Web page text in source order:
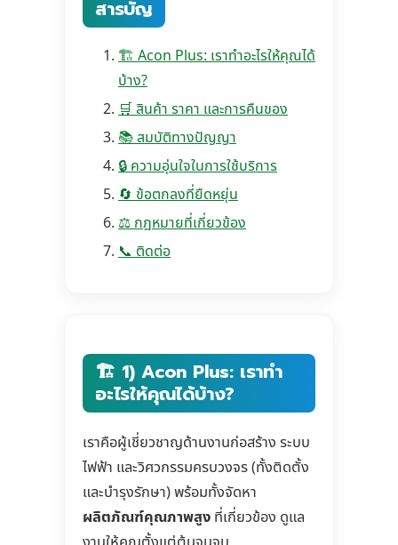
สารบัญ
🏗️ Acon Plus: เราทำอะไรให้คุณได้
บ้าง?
🛒 สินค้า ราคา และการคืนของ
📚 สมบัติทางปัญญา
🔒 ความอุ่นใจในการใช้บริการ
🔄 ข้อตกลงที่ยืดหยุ่น
⚖️ กฎหมายที่เกี่ยวข้อง
📞 ติดต่อ
🏗️ 1) Acon Plus: เราทำ
อะไรให้คุณได้บ้าง?
เราคือผู้เชี่ยวชาญด้านงานก่อสร้าง ระบบ
ไฟฟ้า และวิศวกรรมครบวงจร (ทั้งติดตั้ง
และบำรุงรักษา) พร้อมทั้งจัดหา
ผลิตภัณฑ์คุณภาพสูง ที่เกี่ยวข้อง ดูแล